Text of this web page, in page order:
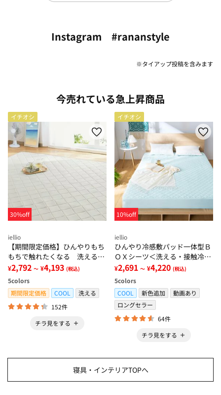
Instagram #rananstyle
※タイアップ投稿を含みます
今売れている急上昇商品
イチオシ
30%off
iellio
【期間限定価格】ひんやりもち
もちで触れたくなる 洗えるラ
グ＜低反発・滑りにくい・接触
冷感・防ダニ・カーペット＞
¥2,792 ～ ¥4,193 (税込)
5colors
期間限定価格
COOL
洗える
152件
チラ見をする
イチオシ
10%off
iellio
ひんやり冷感敷パッド一体型Ｂ
ＯＸシーツ＜洗える・接触冷
感・抗菌防臭・時短・家事楽・
ボックスシーツ・寝苦しさ対策
＞
¥2,691 ～ ¥4,220 (税込)
5colors
COOL
新色追加
動画あり
ロングセラー
64件
チラ見をする
寝具・インテリアTOPへ